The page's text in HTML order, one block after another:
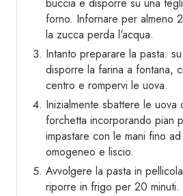
forno. Infornare per almeno
la zucca perda l'acqua.
Intanto preparare la pasta:
disporre la farina a fontana,
centro e rompervi le uova.
Inizialmente sbattere le uova
forchetta incorporando pian
impastare con le mani fino
omogeneo e liscio.
Avvolgere la pasta in
riporre in frigo per 20 minuti.